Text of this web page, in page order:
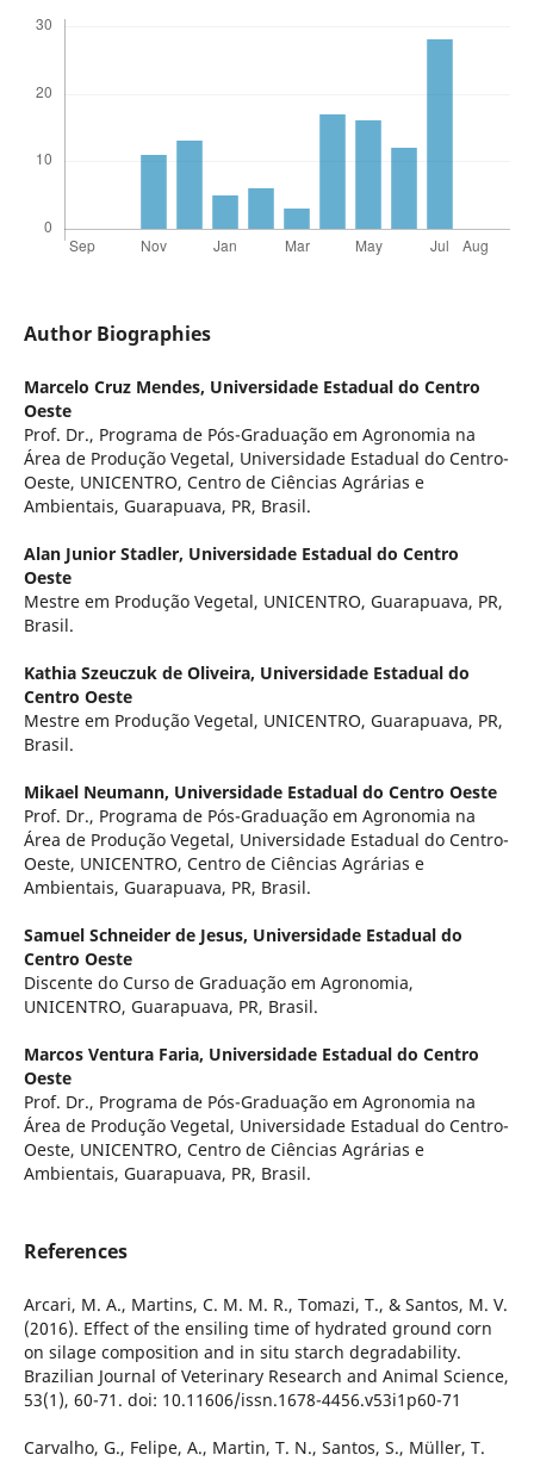
Author Biographies
Marcelo Cruz Mendes, Universidade Estadual do Centro
Oeste
Prof. Dr., Programa de Pós-Graduação em Agronomia na
Área de Produção Vegetal, Universidade Estadual do Centro-
Oeste, UNICENTRO, Centro de Ciências Agrárias e
Ambientais, Guarapuava, PR, Brasil.
Alan Junior Stadler, Universidade Estadual do Centro
Oeste
Mestre em Produção Vegetal, UNICENTRO, Guarapuava, PR,
Brasil.
Kathia Szeuczuk de Oliveira, Universidade Estadual do
Centro Oeste
Mestre em Produção Vegetal, UNICENTRO, Guarapuava, PR,
Brasil.
Mikael Neumann, Universidade Estadual do Centro Oeste
Prof. Dr., Programa de Pós-Graduação em Agronomia na
Área de Produção Vegetal, Universidade Estadual do Centro-
Oeste, UNICENTRO, Centro de Ciências Agrárias e
Ambientais, Guarapuava, PR, Brasil.
Samuel Schneider de Jesus, Universidade Estadual do
Centro Oeste
Discente do Curso de Graduação em Agronomia,
UNICENTRO, Guarapuava, PR, Brasil.
Marcos Ventura Faria, Universidade Estadual do Centro
Oeste
Prof. Dr., Programa de Pós-Graduação em Agronomia na
Área de Produção Vegetal, Universidade Estadual do Centro-
Oeste, UNICENTRO, Centro de Ciências Agrárias e
Ambientais, Guarapuava, PR, Brasil.
References
Arcari, M. A., Martins, C. M. M. R., Tomazi, T., & Santos, M. V.
(2016). Effect of the ensiling time of hydrated ground corn
on silage composition and in situ starch degradability.
Brazilian Journal of Veterinary Research and Animal Science,
53(1), 60-71. doi: 10.11606/issn.1678-4456.v53i1p60-71
Carvalho, G., Felipe, A., Martin, T. N., Santos, S., Müller, T.